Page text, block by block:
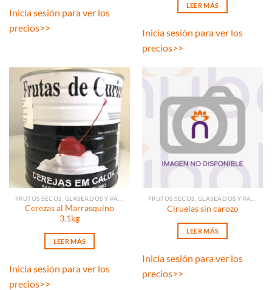
Inicia sesión para ver los
precios>>
LEER MÁS
Inicia sesión para ver los
precios>>
Cerezas al Marrasquino
3.1kg
LEER MÁS
Inicia sesión para ver los
precios>>
Ciruelas sin carozo
LEER MÁS
Inicia sesión para ver los
precios>>